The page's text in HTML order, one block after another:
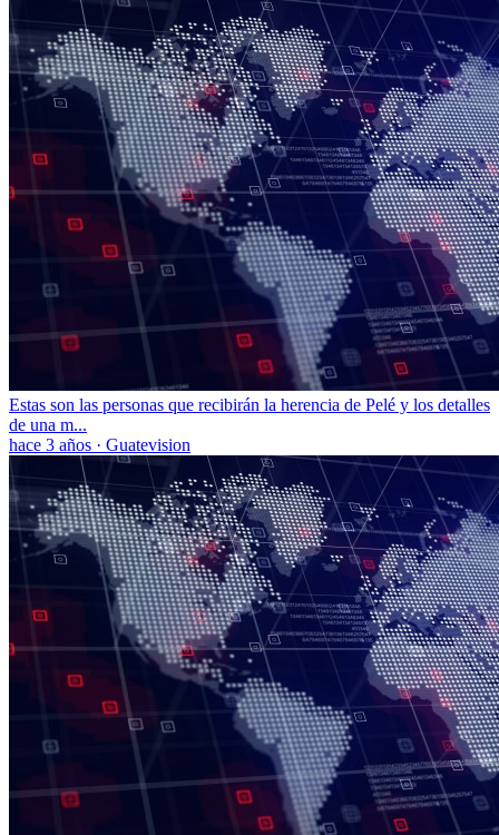
Estas son las personas que recibirán la herencia de Pelé y los detalles
de una m...
hace 3 años · Guatevision